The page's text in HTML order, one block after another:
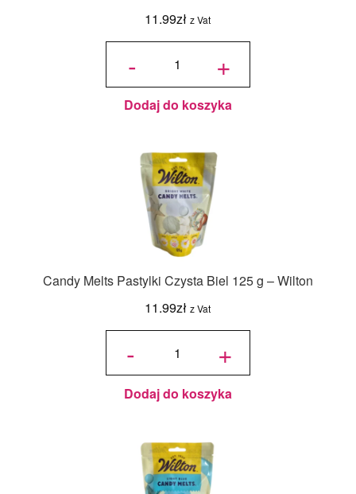
11.99zł z Vat
-
ilość
Pastylki
Białe
125 g -
Wilton +
Dodaj do koszyka
Candy Melts Pastylki Czysta Biel 125 g – Wilton
11.99zł z Vat
-
ilość
Pastylki
Czysta
125 g -
Wilton
+
Dodaj do koszyka